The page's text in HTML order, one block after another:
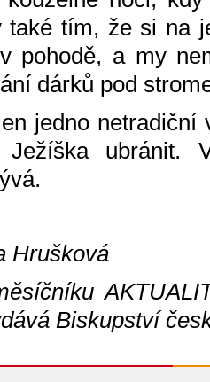
také tím, že si na
pohodě, a my
dárků pod
jedno
Ježíška ubránit.
Hrušková
Biskupství